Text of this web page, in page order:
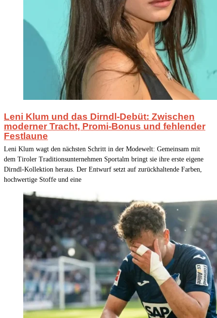
Leni Klum und das Dirndl-Debüt: Zwischen
moderner Tracht, Promi-Bonus und fehlender
Festlaune
Leni Klum wagt den nächsten Schritt in der Modewelt: Gemeinsam mit
dem Tiroler Traditionsunternehmen Sportalm bringt sie ihre erste eigene
Dirndl-Kollektion heraus. Der Entwurf setzt auf zurückhaltende Farben,
hochwertige Stoffe und eine